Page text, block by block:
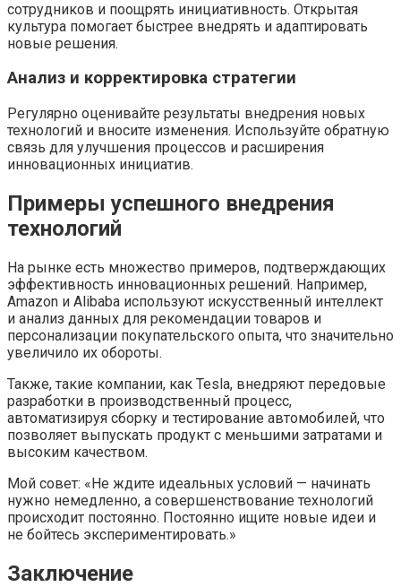
сотрудников и поощрять инициативность. Открытая
культура помогает быстрее внедрять и адаптировать
новые решения.
Анализ и корректировка стратегии
Регулярно оценивайте результаты внедрения новых
технологий и вносите изменения. Используйте обратную
связь для улучшения процессов и расширения
инновационных инициатив.
Примеры успешного внедрения
технологий
На рынке есть множество примеров, подтверждающих
эффективность инновационных решений. Например,
Amazon и Alibaba используют искусственный интеллект
и анализ данных для рекомендации товаров и
персонализации покупательского опыта, что значительно
увеличило их обороты.
Также, такие компании, как Tesla, внедряют передовые
разработки в производственный процесс,
автоматизируя сборку и тестирование автомобилей, что
позволяет выпускать продукт с меньшими затратами и
высоким качеством.
Мой совет: «Не ждите идеальных условий — начинать
нужно немедленно, а совершенствование технологий
происходит постоянно. Постоянно ищите новые идеи и
не бойтесь экспериментировать.»
Заключение